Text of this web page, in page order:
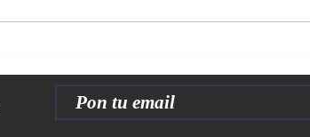
“Ojo con el camino al 22”